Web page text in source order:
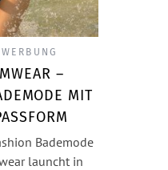
WERBUNG
–
MIT
Bademode
launcht in